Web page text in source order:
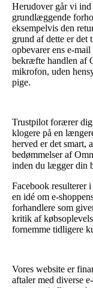
Herudover går vi
grundlæggende
eksempelvis den
grund af dette er det
opbevarer ens e-
bekræfte handlen af
mikrofon, uden
pige.
Trustpilot forærer
klogere på en
herved er det smart,
bedømmelser af
inden du lægger din
Facebook resulterer
en idé om e-
forhandlere som
kritik af
fornemme tidligere
Vores website er
aftaler med diverse